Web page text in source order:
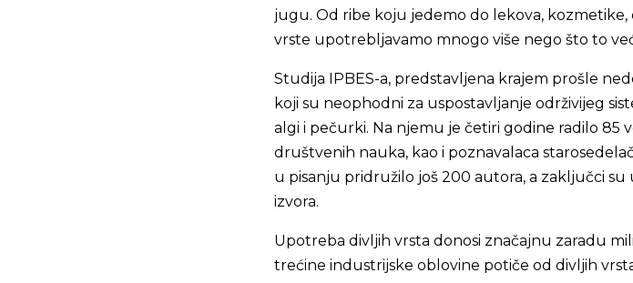
jugu. Od ribe koju jedemo do lekova, kozmetike,
vrste upotrebljavamo mnogo više nego što to
Studija IPBES-a, predstavljena krajem prošle
koji su neophodni za uspostavljanje održivijeg
algi i pečurki. Na njemu je četiri godine radilo 85
društvenih nauka, kao i poznavalaca
u pisanju pridružilo još 200 autora, a zaključci
izvora.
Upotreba divljih vrsta donosi značajnu zaradu
trećine industrijske oblovine potiče od divljih